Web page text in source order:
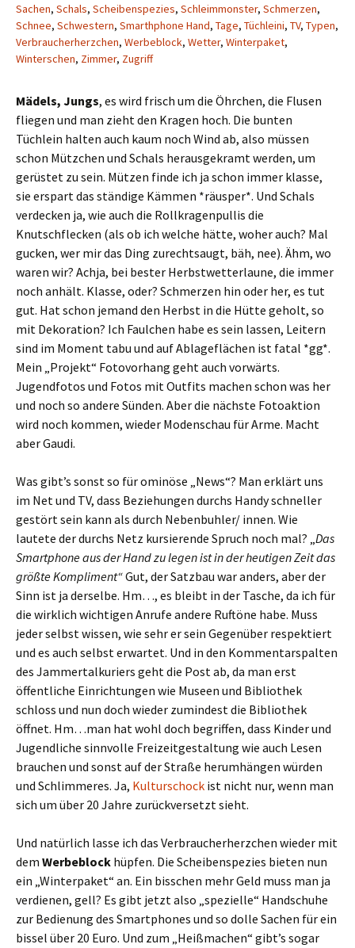
Sachen, Schals, Scheibenspezies, Schleimmonster, Schmerzen,
Schnee, Schwestern, Smarthphone Hand, Tage, Tüchleini, TV, Typen,
Verbraucherherzchen, Werbeblock, Wetter, Winterpaket,
Winterschen, Zimmer, Zugriff
Mädels, Jungs, es wird frisch um die Öhrchen, die Flusen
fliegen und man zieht den Kragen hoch. Die bunten
Tüchlein halten auch kaum noch Wind ab, also müssen
schon Mützchen und Schals herausgekramt werden, um
gerüstet zu sein. Mützen finde ich ja schon immer klasse,
sie erspart das ständige Kämmen *räusper*. Und Schals
verdecken ja, wie auch die Rollkragenpullis die
Knutschflecken (als ob ich welche hätte, woher auch? Mal
gucken, wer mir das Ding zurechtsaugt, bäh, nee). Ähm, wo
waren wir? Achja, bei bester Herbstwetterlaune, die immer
noch anhält. Klasse, oder? Schmerzen hin oder her, es tut
gut. Hat schon jemand den Herbst in die Hütte geholt, so
mit Dekoration? Ich Faulchen habe es sein lassen, Leitern
sind im Moment tabu und auf Ablageflächen ist fatal *gg*.
Mein „Projekt“ Fotovorhang geht auch vorwärts.
Jugendfotos und Fotos mit Outfits machen schon was her
und noch so andere Sünden. Aber die nächste Fotoaktion
wird noch kommen, wieder Modenschau für Arme. Macht
aber Gaudi.
Was gibt’s sonst so für ominöse „News“? Man erklärt uns
im Net und TV, dass Beziehungen durchs Handy schneller
gestört sein kann als durch Nebenbuhler/ innen. Wie
lautete der durchs Netz kursierende Spruch noch mal? „Das
Smartphone aus der Hand zu legen ist in der heutigen Zeit das
größte Kompliment“Gut, der Satzbau war anders, aber der
Sinn ist ja derselbe. Hm…, es bleibt in der Tasche, da ich für
die wirklich wichtigen Anrufe andere Ruftöne habe. Muss
jeder selbst wissen, wie sehr er sein Gegenüber respektiert
und es auch selbst erwartet. Und in den Kommentarspalten
des Jammertalkuriers geht die Post ab, da man erst
öffentliche Einrichtungen wie Museen und Bibliothek
schloss und nun doch wieder zumindest die Bibliothek
öffnet. Hm…man hat wohl doch begriffen, dass Kinder und
Jugendliche sinnvolle Freizeitgestaltung wie auch Lesen
brauchen und sonst auf der Straße herumhängen würden
und Schlimmeres. Ja, Kulturschock ist nicht nur, wenn man
sich um über 20 Jahre zurückversetzt sieht.
Und natürlich lasse ich das Verbraucherherzchen wieder mit
dem Werbeblock hüpfen. Die Scheibenspezies bieten nun
ein „Winterpaket“ an. Ein bisschen mehr Geld muss man ja
verdienen, gell? Es gibt jetzt also „spezielle“ Handschuhe
zur Bedienung des Smartphones und so dolle Sachen für ein
bissel über 20 Euro. Und zum „Heißmachen“ gibt’s sogar